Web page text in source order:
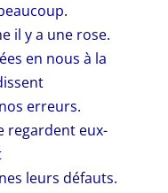
il y a une rose.
en nous à la
erreurs.
regardent eux-
leurs défauts.